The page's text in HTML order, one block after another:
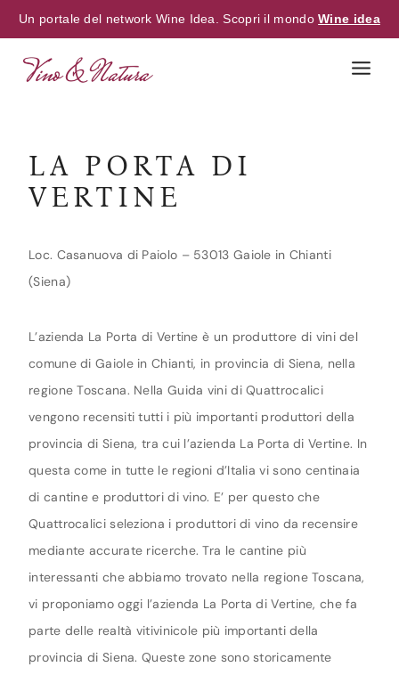
Un portale del network Wine Idea. Scopri il mondoWine idea
LA PORTA DI
VERTINE
Loc. Casanuova di Paiolo – 53013 Gaiole in Chianti
(Siena)
L’azienda La Porta di Vertine è un produttore di vini del
comune di Gaiole in Chianti, in provincia di Siena, nella
regione Toscana. Nella Guida vini di Quattrocalici
vengono recensiti tutti i più importanti produttori della
provincia di Siena, tra cui l’azienda La Porta di Vertine. In
questa come in tutte le regioni d’Italia vi sono centinaia
di cantine e produttori di vino. E’ per questo che
Quattrocalici seleziona i produttori di vino da recensire
mediante accurate ricerche. Tra le cantine più
interessanti che abbiamo trovato nella regione Toscana,
vi proponiamo oggi l’azienda La Porta di Vertine, che fa
parte delle realtà vitivinicole più importanti della
provincia di Siena. Queste zone sono storicamente